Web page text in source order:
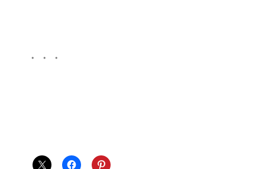
・・・